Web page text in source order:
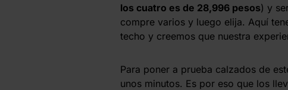
los cuatro es de 28,996 pesos) y
compre varios y luego elija. Aquí
techo y creemos que nuestra
Para poner a prueba calzados de
unos minutos. Es por eso que los